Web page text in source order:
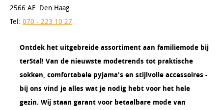
2566 AE Den Haag
Tel: 070 - 223 10 27
Ontdek het uitgebreide assortiment aan familiemode bij
terStal! Van de nieuwste modetrends tot praktische
sokken, comfortabele pyjama's en stijlvolle accessoires -
bij ons vind je alles wat je nodig hebt voor het hele
gezin. Wij staan garant voor betaalbare mode van